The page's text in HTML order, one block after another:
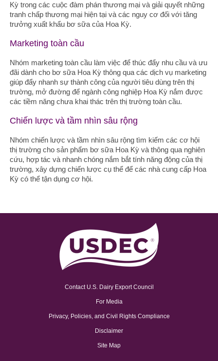
Kỳ trong các cuộc đàm phán thương mại và giải quyết những
tranh chấp thương mại hiện tại và các nguy cơ đối với tăng
trưởng xuất khẩu bơ sữa của Hoa Kỳ.
Marketing toàn cầu
Nhóm marketing toàn cầu làm việc để thúc đẩy nhu cầu và ưu
đãi dành cho bơ sữa Hoa Kỳ thông qua các dịch vụ marketing
giúp đẩy nhanh sự thành công của người tiêu dùng trên thị
trường, mở đường để ngành công nghiệp Hoa Kỳ nắm được
các tiềm năng chưa khai thác trên thị trường toàn cầu.
Chiến lược và tầm nhìn sâu rộng
Nhóm chiến lược và tầm nhìn sâu rộng tìm kiếm các cơ hội
thị trường cho sản phẩm bơ sữa Hoa Kỳ và thông qua nghiên
cứu, hợp tác và nhanh chóng nắm bắt tính năng động của thị
trường, xây dựng chiến lược cụ thể để các nhà cung cấp Hoa
Kỳ có thể tận dụng cơ hội.
Contact U.S. Dairy Export Council
For Media
Privacy, Policies, and Civil Rights Compliance
Disclaimer
Site Map